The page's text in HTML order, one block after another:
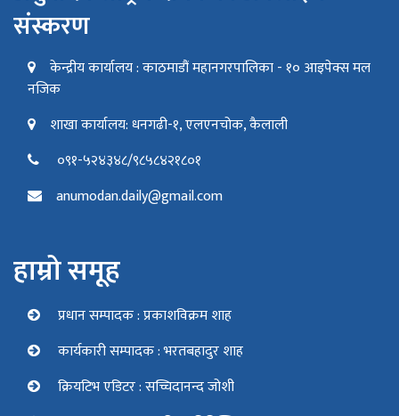
संस्करण
केन्द्रीय कार्यालय : काठमाडौं महानगरपालिका - १० आइपेक्स मल
नजिक
शाखा कार्यालय: धनगढी-१, एलएनचोक, कैलाली
०९१-५२४३४८/९८५८४२१८०१
anumodan.daily@gmail.com
हाम्रो समूह
प्रधान सम्पादक : प्रकाशविक्रम शाह
कार्यकारी सम्पादक : भरतबहादुर शाह
क्रियटिभ एडिटर : सच्चिदानन्द जोशी